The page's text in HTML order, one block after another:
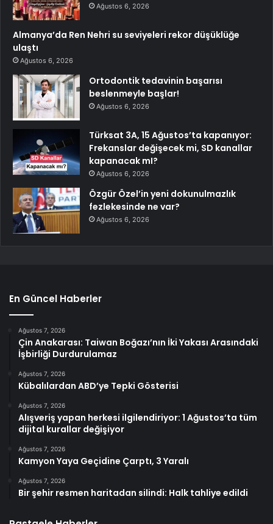
Ağustos 6, 2026
Almanya’da Ren Nehri su seviyeleri rekor düşüklüğe
ulaştı
Ağustos 6, 2026
Ortodontik tedavinin başarısı
beslenmeyle başlar!
Ağustos 6, 2026
Türksat 3A, 15 Ağustos’ta kapanıyor:
Frekanslar değişecek mi, SD kanallar
kapanacak mI?
Ağustos 6, 2026
Özgür Özel’in yeni dokunulmazlık
fezlekesinde ne var?
Ağustos 6, 2026
En Güncel Haberler
Ağustos 7, 2026
Çin Anakarası: Taiwan Boğazı’nın İki Yakası Arasındaki
İşbirliği Durdurulamaz
Ağustos 7, 2026
Kübalılardan ABD’ye Tepki Gösterisi
Ağustos 7, 2026
Alışveriş yapan herkesi ilgilendiriyor: 1 Ağustos’ta tüm
dijital kurallar değişiyor
Ağustos 7, 2026
Kamyon Yaya Geçidine Çarptı, 3 Yaralı
Ağustos 7, 2026
Bir şehir resmen haritadan silindi: Halk tahliye edildi